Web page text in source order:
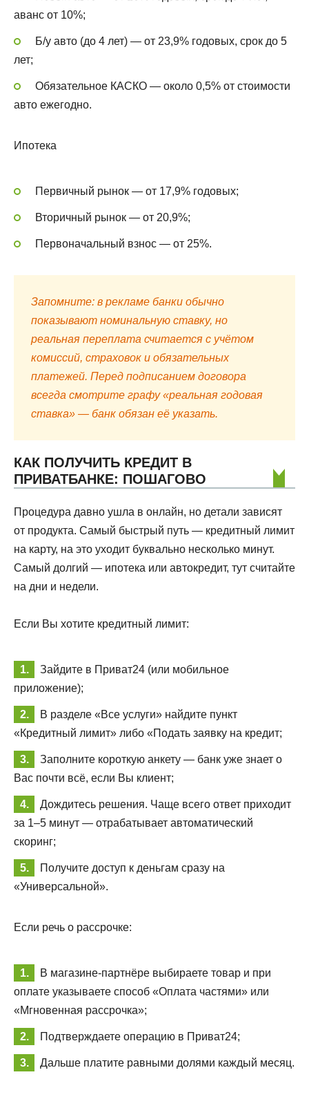
аванс от 10%;
Б/у авто (до 4 лет) — от 23,9% годовых, срок до 5
лет;
Обязательное КАСКО — около 0,5% от стоимости
авто ежегодно.
Ипотека
Первичный рынок — от 17,9% годовых;
Вторичный рынок — от 20,9%;
Первоначальный взнос — от 25%.
Запомните: в рекламе банки обычно
показывают номинальную ставку, но
реальная переплата считается с учётом
комиссий, страховок и обязательных
платежей. Перед подписанием договора
всегда смотрите графу «реальная годовая
ставка» — банк обязан её указать.
КАК ПОЛУЧИТЬ КРЕДИТ В
ПРИВАТБАНКЕ: ПОШАГОВО
Процедура давно ушла в онлайн, но детали зависят
от продукта. Самый быстрый путь — кредитный лимит
на карту, на это уходит буквально несколько минут.
Самый долгий — ипотека или автокредит, тут считайте
на дни и недели.
Если Вы хотите кредитный лимит:
Зайдите в Приват24 (или мобильное
приложение);
В разделе «Все услуги» найдите пункт
«Кредитный лимит» либо «Подать заявку на кредит;
Заполните короткую анкету — банк уже знает о
Вас почти всё, если Вы клиент;
Дождитесь решения. Чаще всего ответ приходит
за 1–5 минут — отрабатывает автоматический
скоринг;
Получите доступ к деньгам сразу на
«Универсальной».
Если речь о рассрочке:
В магазине-партнёре выбираете товар и при
оплате указываете способ «Оплата частями» или
«Мгновенная рассрочка»;
Подтверждаете операцию в Приват24;
Дальше платите равными долями каждый месяц.